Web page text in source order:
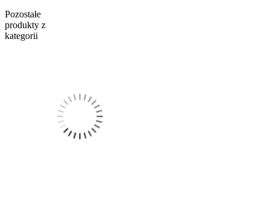
Pozostałe
produkty z
kategorii